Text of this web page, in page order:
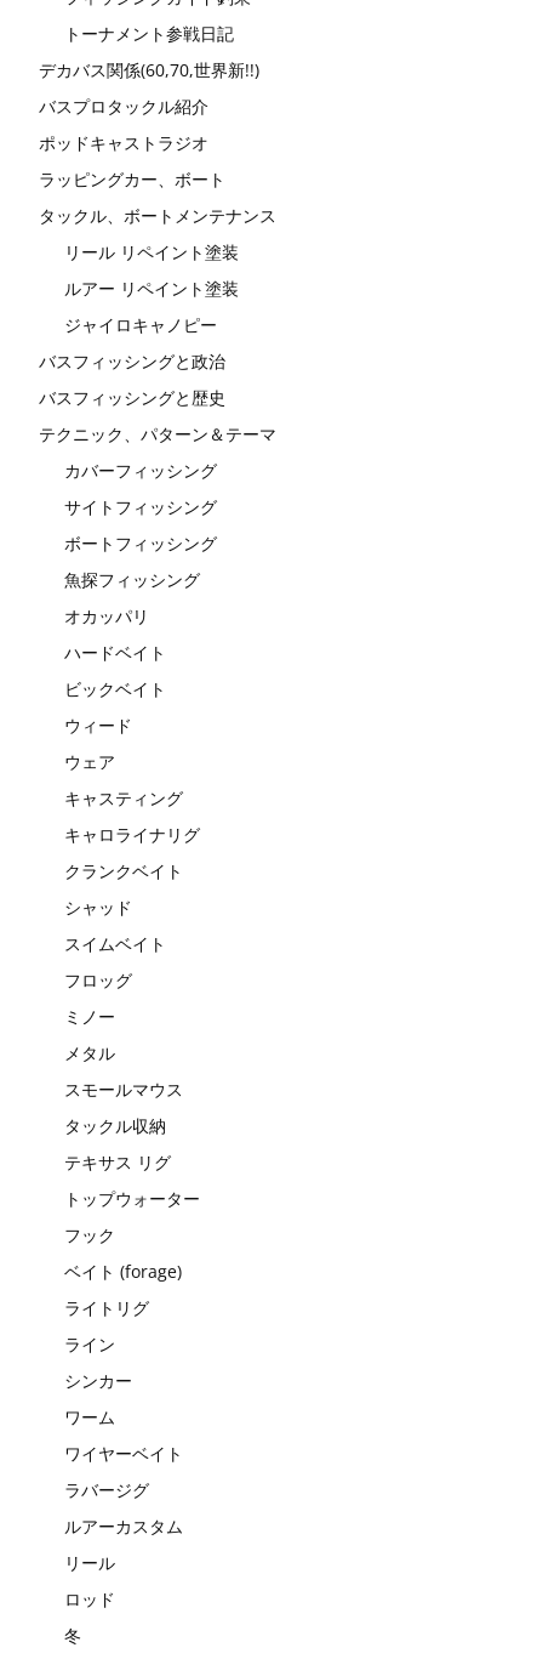
トーナメント参戦日記
デカバス関係(60,70,世界新!!)
バスプロタックル紹介
ポッドキャストラジオ
ラッピングカー、ボート
タックル、ボートメンテナンス
リール リペイント塗装
ルアー リペイント塗装
ジャイロキャノピー
バスフィッシングと政治
バスフィッシングと歴史
テクニック、パターン＆テーマ
カバーフィッシング
サイトフィッシング
ボートフィッシング
魚探フィッシング
オカッパリ
ハードベイト
ビックベイト
ウィード
ウェア
キャスティング
キャロライナリグ
クランクベイト
シャッド
スイムベイト
フロッグ
ミノー
メタル
スモールマウス
タックル収納
テキサス リグ
トップウォーター
フック
ベイト (forage)
ライトリグ
ライン
シンカー
ワーム
ワイヤーベイト
ラバージグ
ルアーカスタム
リール
ロッド
冬